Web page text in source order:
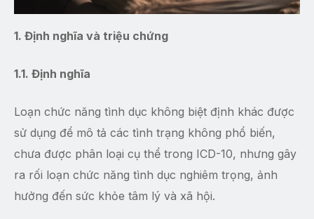
1. Định nghĩa và triệu chứng
1.1. Định nghĩa
Loạn chức năng tình dục không biệt định khác được
sử dụng để mô tả các tình trạng không phổ biến,
chưa được phân loại cụ thể trong ICD-10, nhưng gây
ra rối loạn chức năng tình dục nghiêm trọng, ảnh
hưởng đến sức khỏe tâm lý và xã hội.